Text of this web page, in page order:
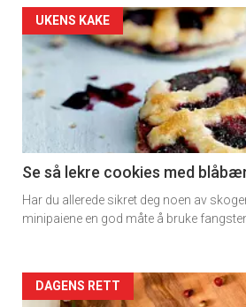
Artikler
detail
-
section
11
Dagens
UKENS KAKE
Se så lekre cookies med
Har du allerede sikret deg noen av
minipaiene en god måte å bruke
Artikler
DAGENS RETT